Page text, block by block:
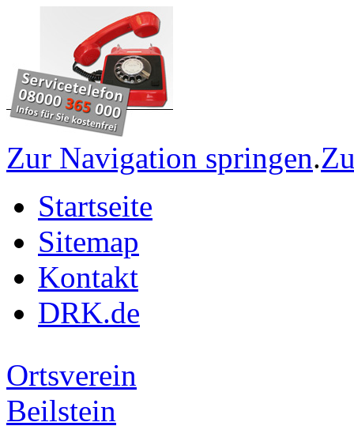
Zur Navigation springen.
Startseite
Sitemap
Kontakt
DRK.de
Ortsverein
Beilstein